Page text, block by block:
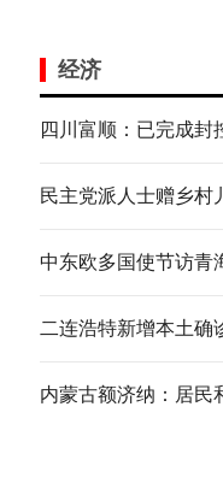
经济
四川富顺：已完成封
民主党派人士赠乡村
中东欧多国使节访青
内蒙古额济纳：居民